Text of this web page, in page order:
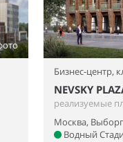
Бизнес-центр,
NEVSKY
реализуемые
Москва,
Водный